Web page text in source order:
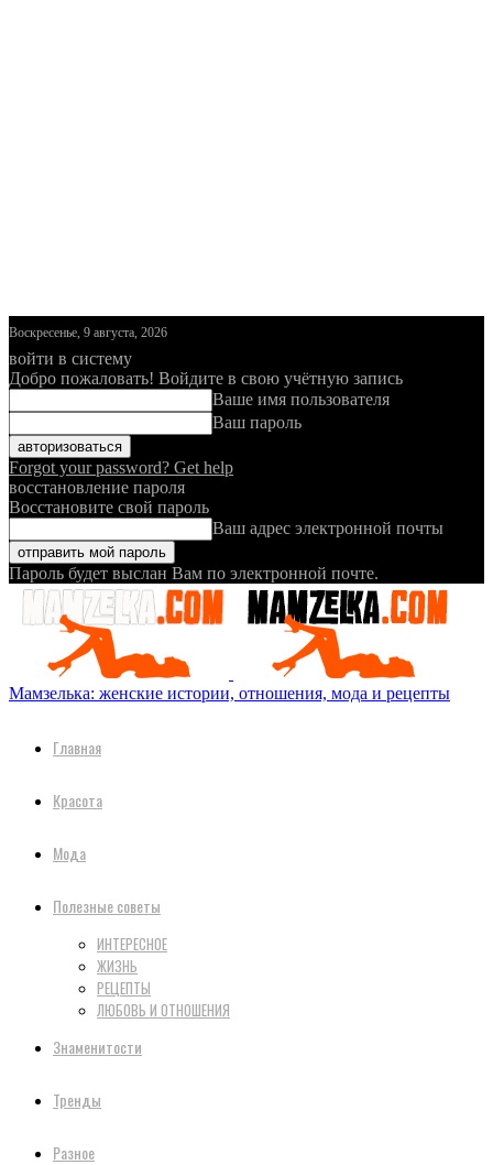
Воскресенье, 9 августа, 2026
войти в систему
Добро пожаловать! Войдите в свою учётную запись
Ваше имя пользователя
Ваш пароль
Forgot your password? Get help
восстановление пароля
Восстановите свой пароль
Ваш адрес электронной почты
Пароль будет выслан Вам по электронной почте.
Мамзелька: женские истории, отношения, мода и рецепты
Главная
Красота
Мода
Полезные советы
ИНТЕРЕСНОЕ
ЖИЗНЬ
РЕЦЕПТЫ
ЛЮБОВЬ И ОТНОШЕНИЯ
Знаменитости
Тренды
Разное